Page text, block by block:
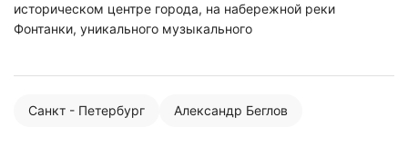
историческом центре города, на набережной реки
Фонтанки, уникального музыкального
Санкт - Петербург Александр Беглов